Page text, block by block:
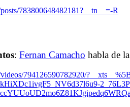
783800648482181?__tn__=-R
: Fernan Camacho habla de
794126590782920/